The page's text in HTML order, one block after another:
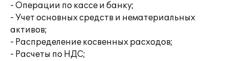
- Операции по кассе и банку;
- Учет основных средств и нематериальных
активов;
- Распределение косвенных расходов;
- Расчеты по НДС;